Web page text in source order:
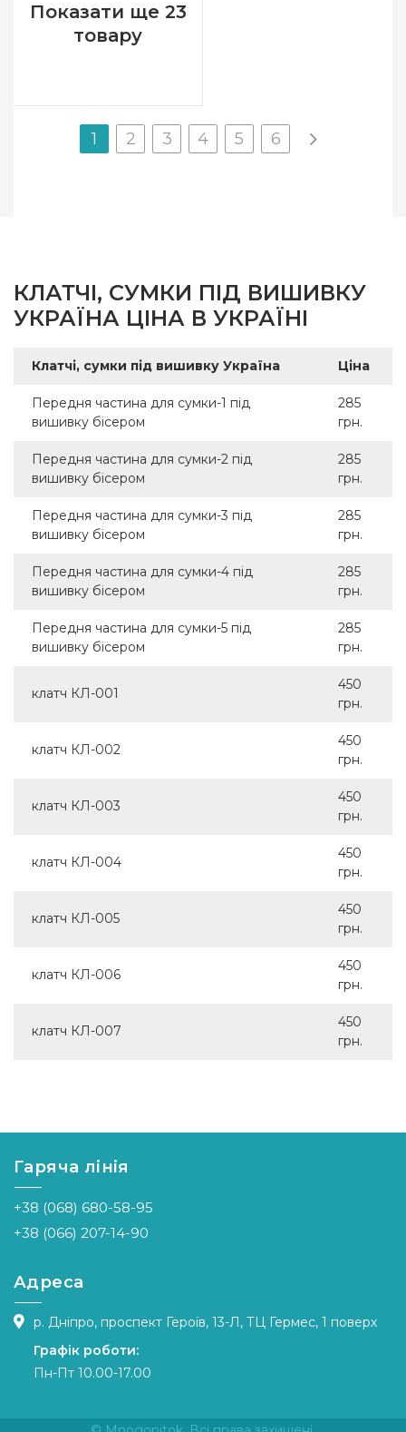
Показати ще 23
товару
1 2 3 4 5 6
КЛАТЧІ, СУМКИ ПІД ВИШИВКУ
УКРАЇНА ЦІНА В УКРАЇНІ
Клатчі, сумки під вишивку Україна Ціна
Передня частина для сумки-1 під
вишивку бісером
285
грн.
Передня частина для сумки-2 під
вишивку бісером
285
грн.
Передня частина для сумки-3 під
вишивку бісером
285
грн.
Передня частина для сумки-4 під
вишивку бісером
285
грн.
Передня частина для сумки-5 під
вишивку бісером
285
грн.
клатч КЛ-001
450
грн.
клатч КЛ-002
450
грн.
клатч КЛ-003
450
грн.
клатч КЛ-004
450
грн.
клатч КЛ-005
450
грн.
клатч КЛ-006
450
грн.
клатч КЛ-007
450
грн.
Гаряча лінія
+38 (068) 680-58-95
+38 (066) 207-14-90
Адреса
р. Дніпро, проспект Героїв, 13-Л, ТЦ Гермес, 1 поверх
Графік роботи:
Пн-Пт 10.00-17.00